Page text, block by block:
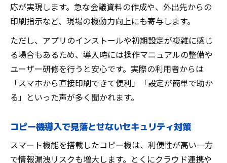
応が実現します。急な会議資料の作成や、外出先からの
印刷指示など、現場の機動力向上にも寄与します。
ただし、アプリのインストールや初期設定が複雑に感じ
る場合もあるため、導入時には操作マニュアルの整備や
ユーザー研修を行うと安心です。実際の利用者からは
「スマホから直接印刷できて便利」「設定が簡単で助か
る」といった声が多く聞かれます。
コピー機導入で見落とせないセキュリティ対策
スマート機能を搭載したコピー機は、利便性が高い一方
で情報漏洩リスクも増大します。とくにクラウド連携や